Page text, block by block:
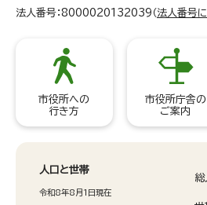
法人番号：8000020132039（ 法人番号
市役所への
行き方
市役所庁舎の
ご案内
人口と世帯
令和8年8月1日現在
総